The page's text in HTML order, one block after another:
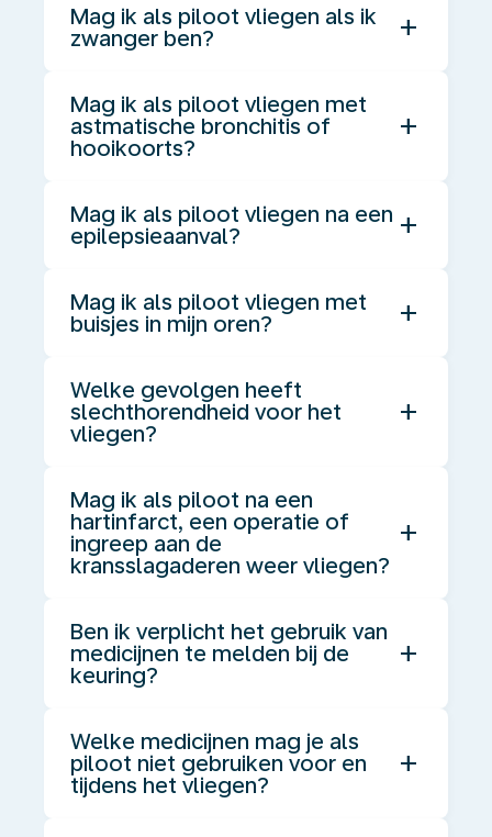
Mag ik als piloot vliegen als ik
zwanger ben?
add
Mag ik als piloot vliegen met
astmatische bronchitis of
hooikoorts?
add
Mag ik als piloot vliegen na een
epilepsieaanval?
add
Mag ik als piloot vliegen met
buisjes in mijn oren?
add
Welke gevolgen heeft
slechthorendheid voor het
vliegen?
add
Mag ik als piloot na een
hartinfarct, een operatie of
ingreep aan de
kransslagaderen weer vliegen?
add
Ben ik verplicht het gebruik van
medicijnen te melden bij de
keuring?
add
Welke medicijnen mag je als
piloot niet gebruiken voor en
tijdens het vliegen?
add